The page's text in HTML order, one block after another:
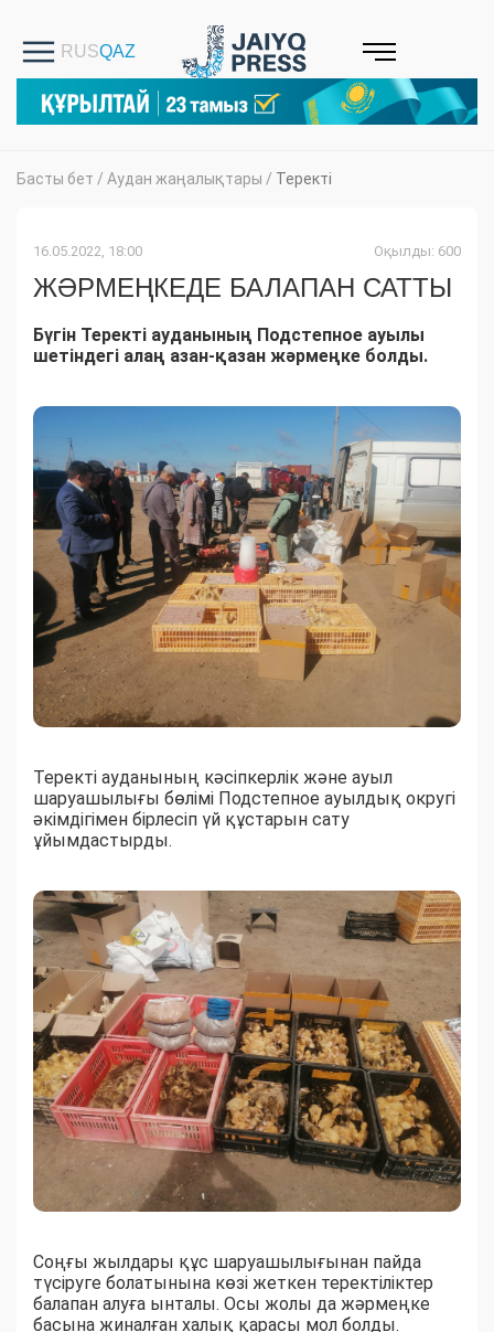
Басты бет / Аудан жаңалықтары / Теректі
16.05.2022, 18:00 Оқылды: 600
ЖӘРМЕҢКЕДЕ БАЛАПАН САТТЫ
Бүгін Теректі ауданының Подстепное ауылы
шетіндегі алаң азан-қазан жәрмеңке болды.
Теректі ауданының кәсіпкерлік және ауыл
шаруашылығы бөлімі Подстепное ауылдық округі
әкімдігімен бірлесіп үй құстарын сату
ұйымдастырды.
Соңғы жылдары құс шаруашылығынан пайда
түсіруге болатынына көзі жеткен теректіліктер
балапан алуға ынталы. Осы жолы да жәрмеңке
басына жиналған халық қарасы мол болды.